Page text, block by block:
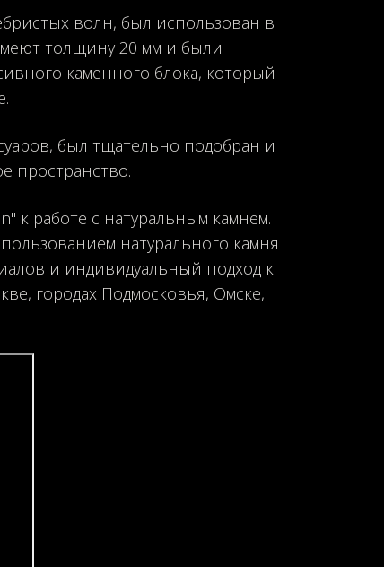
волн, был использован в
толщину 20 мм и были
каменного блока, который
был тщательно подобран и
пространство.
к работе с натуральным камнем.
натурального камня
и индивидуальный подход к
городах Подмосковья, Омске,